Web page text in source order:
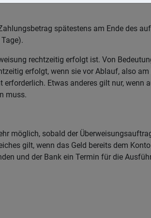
spätestens am Ende des
rechtzeitig erfolgt ist. Von
erfolgt, wenn sie vor Ablauf, also
Etwas anderes gilt nur,
muss.
möglich, sobald der
gilt, wenn das Geld bereits dem
und der Bank ein Termin für die